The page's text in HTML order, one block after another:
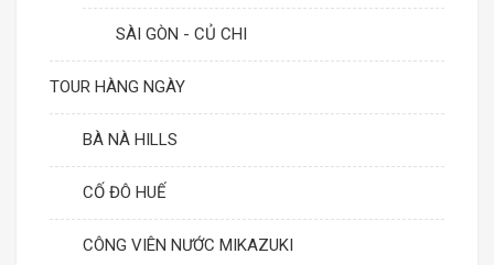
SÀI GÒN - CỦ CHI
TOUR HÀNG NGÀY
BÀ NÀ HILLS
CỐ ĐÔ HUẾ
CÔNG VIÊN NƯỚC MIKAZUKI